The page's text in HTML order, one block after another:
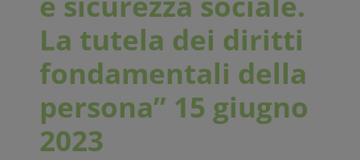
La tutela dei diritti
fondamentali della
persona” 15 giugno
2023